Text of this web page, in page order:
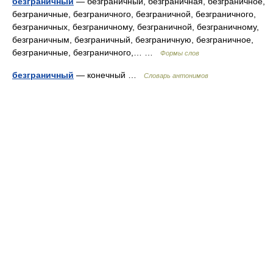
безграничные, безграничного, безграничной, безграничного,
безграничных, безграничному, безграничной, безграничному,
безграничным, безграничный, безграничную, безграничное,
безграничные, безграничного,… …
Формы слов
безграничный — конечный … Словарь антонимов